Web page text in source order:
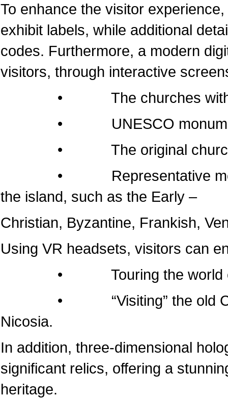
To enhance the visitor
exhibit labels, while additional
codes. Furthermore, a modern
visitors, through interactive
• The churches within
• UNESCO
• The original churches
• Representative
the island, such as the Early –
Christian, Byzantine, Frankish,
Using VR headsets, visitors can
• Touring the world of
• “Visiting” the old
Nicosia.
In addition, three-dimensional
significant relics, offering a
heritage.